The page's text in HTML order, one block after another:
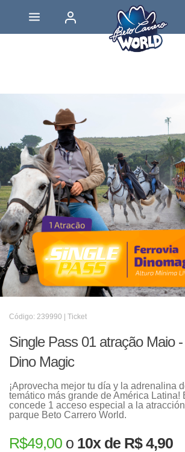
Código: 239990 | Ticket
Single Pass 01 atração Maio
Dino Magic
¡Aprovecha mejor tu día y la adrenalina
temático más grande de América Latina!
concede 1 acceso especial a la
parque Beto Carrero World.
R$49,00 o 10x de R$ 4,90